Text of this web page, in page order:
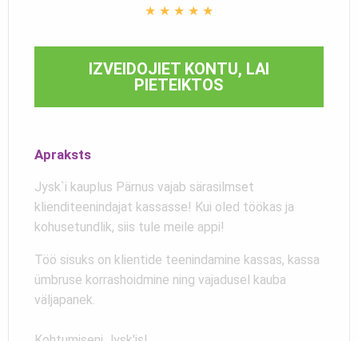
★ ★ ★ ★ ★
IZVEIDOJIET KONTU, LAI
PIETEIKTOS
Apraksts
Jysk`i kauplus Pärnus vajab särasilmset
klienditeenindajat kassasse! Kui oled töökas ja
kohusetundlik, siis tule meile appi!
Töö sisuks on klientide teenindamine kassas, kassa
ümbruse korrashoidmine ning vajadusel kauba
väljapanek.